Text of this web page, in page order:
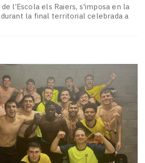
l’Escola els Raiers, s'imposa en la
la final territorial celebrada a